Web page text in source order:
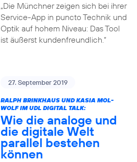
„Die Münchner zeigen sich bei ihrer
Service-App in puncto Technik und
Optik auf hohem Niveau: Das Tool
ist äußerst kundenfreundlich.“
27. September 2019
RALPH BRINKHAUS UND KASIA MOL-
WOLF IM UDL DIGITAL TALK:
Wie die analoge und
die digitale Welt
parallel bestehen
können